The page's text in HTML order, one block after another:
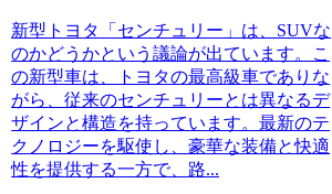
新型トヨタ「センチュリー」は、SUVな
のかどうかという議論が出ています。こ
の新型車は、トヨタの最高級車でありな
がら、従来のセンチュリーとは異なるデ
ザインと構造を持っています。最新のテ
クノロジーを駆使し、豪華な装備と快適
性を提供する一方で、路...